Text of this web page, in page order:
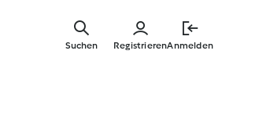
RegistrierenAnmelden
Suchen